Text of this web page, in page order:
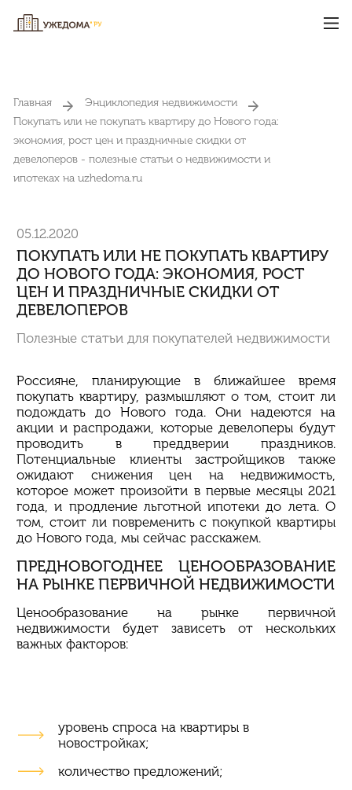
Главная
Энциклопедия недвижимости
Покупать или не покупать квартиру до Нового года:
экономия, рост цен и праздничные скидки от
девелоперов - полезные статьи о недвижимости и
ипотеках на uzhedoma.ru
05.12.2020
ПОКУПАТЬ ИЛИ НЕ ПОКУПАТЬ КВАРТИРУ
ДО НОВОГО ГОДА: ЭКОНОМИЯ, РОСТ
ЦЕН И ПРАЗДНИЧНЫЕ СКИДКИ ОТ
ДЕВЕЛОПЕРОВ
Полезные статьи для покупателей недвижимости
Россияне, планирующие в ближайшее время
покупать квартиру, размышляют о том, стоит ли
подождать до Нового года. Они надеются на
акции и распродажи, которые девелоперы будут
проводить в преддверии праздников.
Потенциальные клиенты застройщиков также
ожидают снижения цен на недвижимость,
которое может произойти в первые месяцы 2021
года, и продление льготной ипотеки до лета. О
том, стоит ли повременить с покупкой квартиры
до Нового года, мы сейчас расскажем.
ПРЕДНОВОГОДНЕЕ ЦЕНООБРАЗОВАНИЕ
НА РЫНКЕ ПЕРВИЧНОЙ НЕДВИЖИМОСТИ
Ценообразование на рынке первичной
недвижимости будет зависеть от нескольких
важных факторов:
уровень спроса на квартиры в
новостройках;
количество предложений;